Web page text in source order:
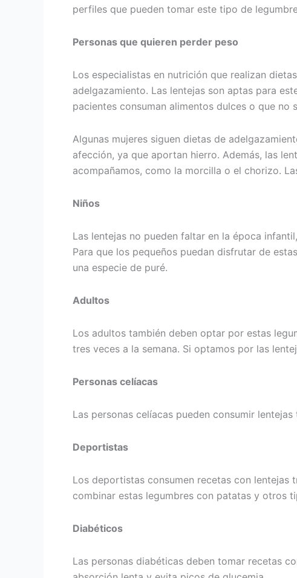
perfiles que pueden tomar este tipo de
Personas que quieren perder peso
Los especialistas en nutrición que realizan
adelgazamiento. Las lentejas son aptas para
pacientes consuman alimentos dulces o que no
Algunas mujeres siguen dietas de
afección, ya que aportan hierro. Además, las
acompañamos, como la morcilla o el chorizo.
Niños
Las lentejas no pueden faltar en la época
Para que los pequeños puedan disfrutar de
una especie de puré.
Adultos
Los adultos también deben optar por estas
tres veces a la semana. Si optamos por las
Personas celíacas
Las personas celíacas pueden consumir
Deportistas
Los deportistas consumen recetas con lentejas
combinar estas legumbres con patatas y otros
Diabéticos
Las personas diabéticas deben tomar recetas